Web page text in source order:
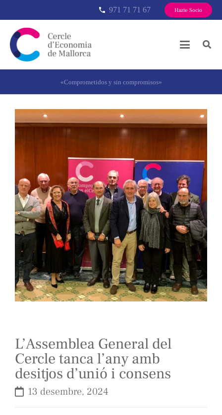
phone 971 71 71 67 Hazte Socio
«Comprometidos y sin compromisos»
L’Assemblea General del
Cercle tanca l’any amb
desitjos d’unió i consens
13 desembre, 2024